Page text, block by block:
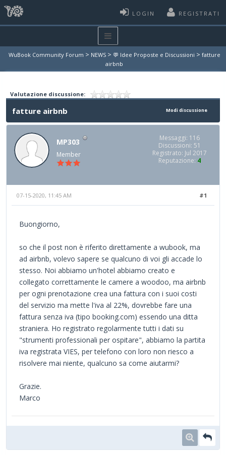
LOGIN REGISTRATI
WuBook Community Forum > NEWS > 💬 Idee Proposte e Discussioni > fatture
airbnb
Valutazione discussione:
Modi discussione
fatture airbnb
MP303
Member
Messaggi: 116
Discussioni: 51
Registrato: Jul 2017
Reputazione: 4
#1
07-15-2020, 11:45 AM
Buongiorno,
so che il post non è riferito direttamente a wubook, ma
ad airbnb, volevo sapere se qualcuno di voi gli accade lo
stesso. Noi abbiamo un'hotel abbiamo creato e
collegato correttamente le camere a woodoo, ma airbnb
per ogni prenotazione crea una fattura con i suoi costi
del servizio ma mette l'iva al 22%, dovrebbe fare una
fattura senza iva (tipo booking.com) essendo una ditta
straniera. Ho registrato regolarmente tutti i dati su
"strumenti professionali per ospitare", abbiamo la partita
iva registrata VIES, per telefono con loro non riesco a
risolvere mai niente, qualcuno sa come aiutarmi?
Grazie.
Marco